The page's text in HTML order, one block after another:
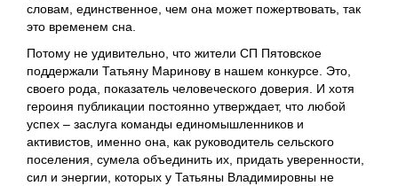
словам, единственное, чем она может пожертвовать, так
это временем сна.
Потому не удивительно, что жители СП Пятовское
поддержали Татьяну Маринову в нашем конкурсе. Это,
своего рода, показатель человеческого доверия. И хотя
героиня публикации постоянно утверждает, что любой
успех – заслуга команды единомышленников и
активистов, именно она, как руководитель сельского
поселения, сумела объединить их, придать уверенности,
сил и энергии, которых у Татьяны Владимировны не